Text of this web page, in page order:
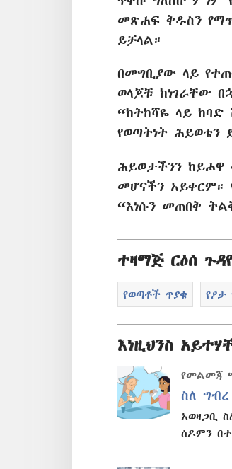
መጽሐፍ ቅዱስን
ይቻላል።
በመግቢያው ላይ
ወላጆቹ ከነገራቸው
“ከትከሻዬ ላይ
የወጣትነት ሕይወቴን
ሕይወታችንን
መሆናችን አይቀርም።
“እነሱን መጠበቅ
ተዛማጅ ርዕሰ
የወጣቶች ጥያቄ የፆታ
እነዚህንስ
የመልመጃ
ስለ
አወዛጋቢ
ሰዶምን